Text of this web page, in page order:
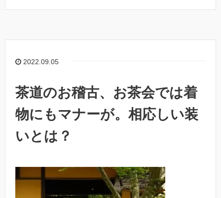
2022.09.05
茶道のお稽古、お茶会では着
物にもマナーが。相応しい装
いとは？